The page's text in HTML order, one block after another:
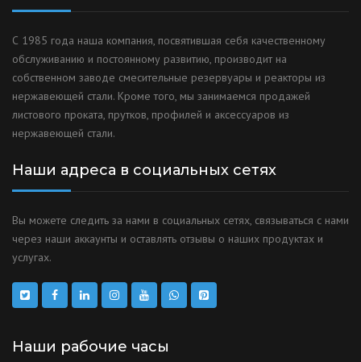
С 1985 года наша компания, посвятившая себя качественному
обслуживанию и постоянному развитию, производит на
собственном заводе смесительные резервуары и реакторы из
нержавеющей стали. Кроме того, мы занимаемся продажей
листового проката, прутков, профилей и аксессуаров из
нержавеющей стали.
Наши адреса в социальных сетях
Вы можете следить за нами в социальных сетях, связываться с нами
через наши аккаунты и оставлять отзывы о наших продуктах и
услугах.
Наши рабочие часы